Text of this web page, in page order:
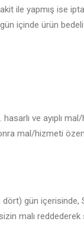
ile yapmış ise
içinde ürün bedeli
ve ayıplı
mal/hizmeti
gün içerisinde,
malı reddederek